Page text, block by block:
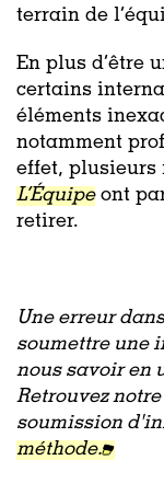
terrain de
En plus d’être
certains
éléments
notamment
effet, plusieurs
L’Équipeont
retirer.
Une erreur
soumettre une
nous savoir en
Retrouvez
soumission
méthode.